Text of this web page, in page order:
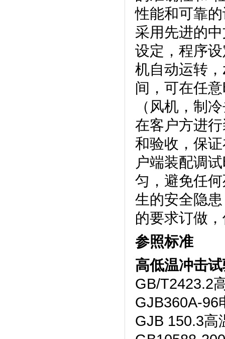
性能和可靠的设
采用先进的中
设定，程序
机自动运转
间，可在任意
（风机，
在客户方进行
和验收，保
户端装配调试
匀，避免
生的安全隐患
的要求订做，
参照标准
高低温冲击
GB/T2423.2
GJB360A-96
GJB 150.3高温